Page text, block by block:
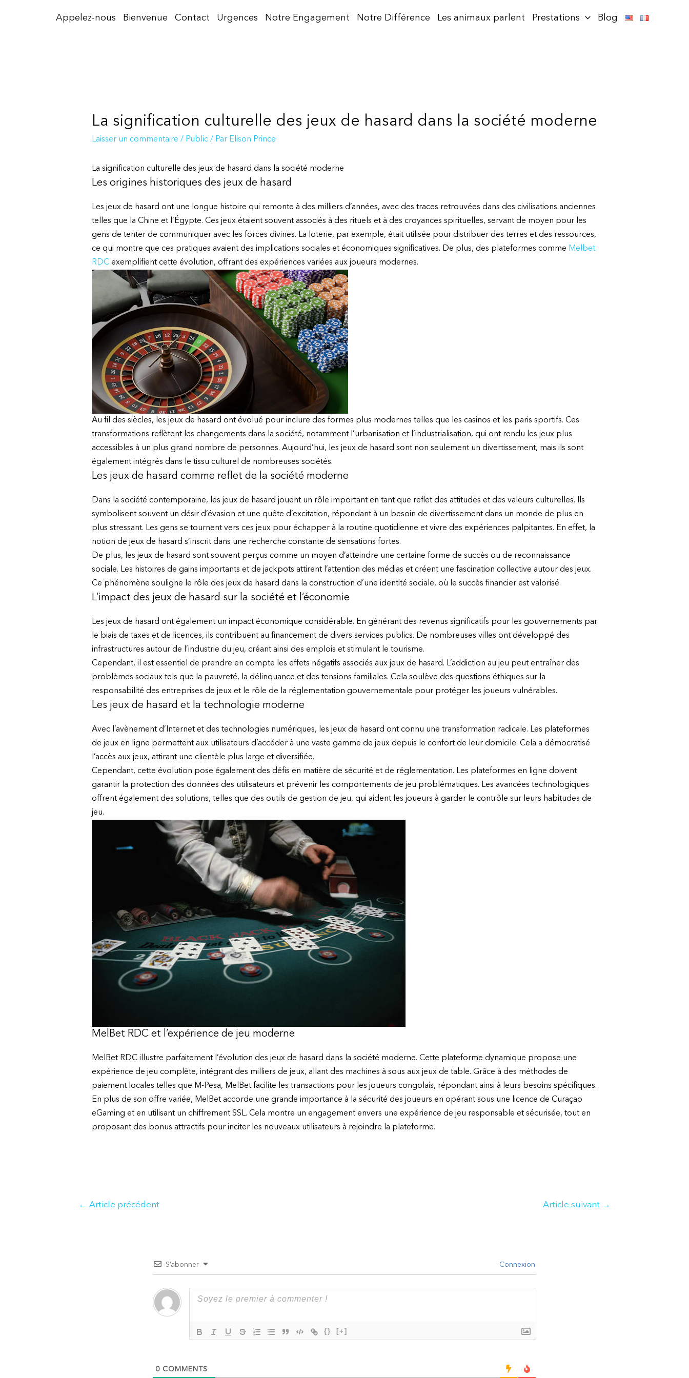
Appelez-nous Bienvenue Contact Urgences Notre Engagement Notre Différence Les animaux parlent Prestations Blog
La signification culturelle des jeux de hasard dans la société moderne
Laisser un commentaire / Public/ Par Elison Prince
La signification culturelle des jeux de hasard dans la société moderne
Les origines historiques des jeux de hasard
Les jeux de hasard ont une longue histoire qui remonte à des milliers d’années, avec des traces retrouvées dans des civilisations anciennes
telles que la Chine et l’Égypte. Ces jeux étaient souvent associés à des rituels et à des croyances spirituelles, servant de moyen pour les
gens de tenter de communiquer avec les forces divines. La loterie, par exemple, était utilisée pour distribuer des terres et des ressources,
ce qui montre que ces pratiques avaient des implications sociales et économiques significatives. De plus, des plateformes comme Melbet
RDCexemplifient cette évolution, offrant des expériences variées aux joueurs modernes.
Au fil des siècles, les jeux de hasard ont évolué pour inclure des formes plus modernes telles que les casinos et les paris sportifs. Ces
transformations reflètent les changements dans la société, notamment l’urbanisation et l’industrialisation, qui ont rendu les jeux plus
accessibles à un plus grand nombre de personnes. Aujourd’hui, les jeux de hasard sont non seulement un divertissement, mais ils sont
également intégrés dans le tissu culturel de nombreuses sociétés.
Les jeux de hasard comme reflet de la société moderne
Dans la société contemporaine, les jeux de hasard jouent un rôle important en tant que reflet des attitudes et des valeurs culturelles. Ils
symbolisent souvent un désir d’évasion et une quête d’excitation, répondant à un besoin de divertissement dans un monde de plus en
plus stressant. Les gens se tournent vers ces jeux pour échapper à la routine quotidienne et vivre des expériences palpitantes. En effet, la
notion de jeux de hasard s’inscrit dans une recherche constante de sensations fortes.
De plus, les jeux de hasard sont souvent perçus comme un moyen d’atteindre une certaine forme de succès ou de reconnaissance
sociale. Les histoires de gains importants et de jackpots attirent l’attention des médias et créent une fascination collective autour des jeux.
Ce phénomène souligne le rôle des jeux de hasard dans la construction d’une identité sociale, où le succès financier est valorisé.
L’impact des jeux de hasard sur la société et l’économie
Les jeux de hasard ont également un impact économique considérable. En générant des revenus significatifs pour les gouvernements par
le biais de taxes et de licences, ils contribuent au financement de divers services publics. De nombreuses villes ont développé des
infrastructures autour de l’industrie du jeu, créant ainsi des emplois et stimulant le tourisme.
Cependant, il est essentiel de prendre en compte les effets négatifs associés aux jeux de hasard. L’addiction au jeu peut entraîner des
problèmes sociaux tels que la pauvreté, la délinquance et des tensions familiales. Cela soulève des questions éthiques sur la
responsabilité des entreprises de jeux et le rôle de la réglementation gouvernementale pour protéger les joueurs vulnérables.
Les jeux de hasard et la technologie moderne
Avec l’avènement d’Internet et des technologies numériques, les jeux de hasard ont connu une transformation radicale. Les plateformes
de jeux en ligne permettent aux utilisateurs d’accéder à une vaste gamme de jeux depuis le confort de leur domicile. Cela a démocratisé
l’accès aux jeux, attirant une clientèle plus large et diversifiée.
Cependant, cette évolution pose également des défis en matière de sécurité et de réglementation. Les plateformes en ligne doivent
garantir la protection des données des utilisateurs et prévenir les comportements de jeu problématiques. Les avancées technologiques
offrent également des solutions, telles que des outils de gestion de jeu, qui aident les joueurs à garder le contrôle sur leurs habitudes de
jeu.
MelBet RDC et l’expérience de jeu moderne
MelBet RDC illustre parfaitement l’évolution des jeux de hasard dans la société moderne. Cette plateforme dynamique propose une
expérience de jeu complète, intégrant des milliers de jeux, allant des machines à sous aux jeux de table. Grâce à des méthodes de
paiement locales telles que M-Pesa, MelBet facilite les transactions pour les joueurs congolais, répondant ainsi à leurs besoins spécifiques.
En plus de son offre variée, MelBet accorde une grande importance à la sécurité des joueurs en opérant sous une licence de Curaçao
eGaming et en utilisant un chiffrement SSL. Cela montre un engagement envers une expérience de jeu responsable et sécurisée, tout en
proposant des bonus attractifs pour inciter les nouveaux utilisateurs à rejoindre la plateforme.
Navigation
← Article précédent Article suivant →
S’abonner Connexion
{} [+]
0 COMMENTS